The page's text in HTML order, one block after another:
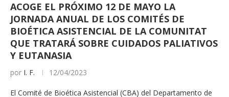
ACOGE EL PRÓXIMO 12 DE MAYO LA
JORNADA ANUAL DE LOS COMITÉS DE
BIOÉTICA ASISTENCIAL DE LA COMUNITAT
QUE TRATARÁ SOBRE CUIDADOS PALIATIVOS
Y EUTANASIA
por I. F. 12/04/2023
El Comité de Bioética Asistencial (CBA) del Departamento de